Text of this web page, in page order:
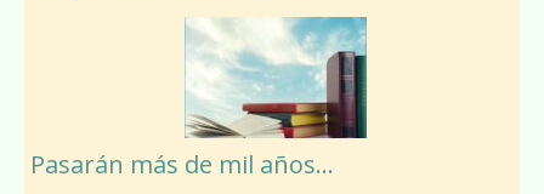
Pasarán más de mil años…